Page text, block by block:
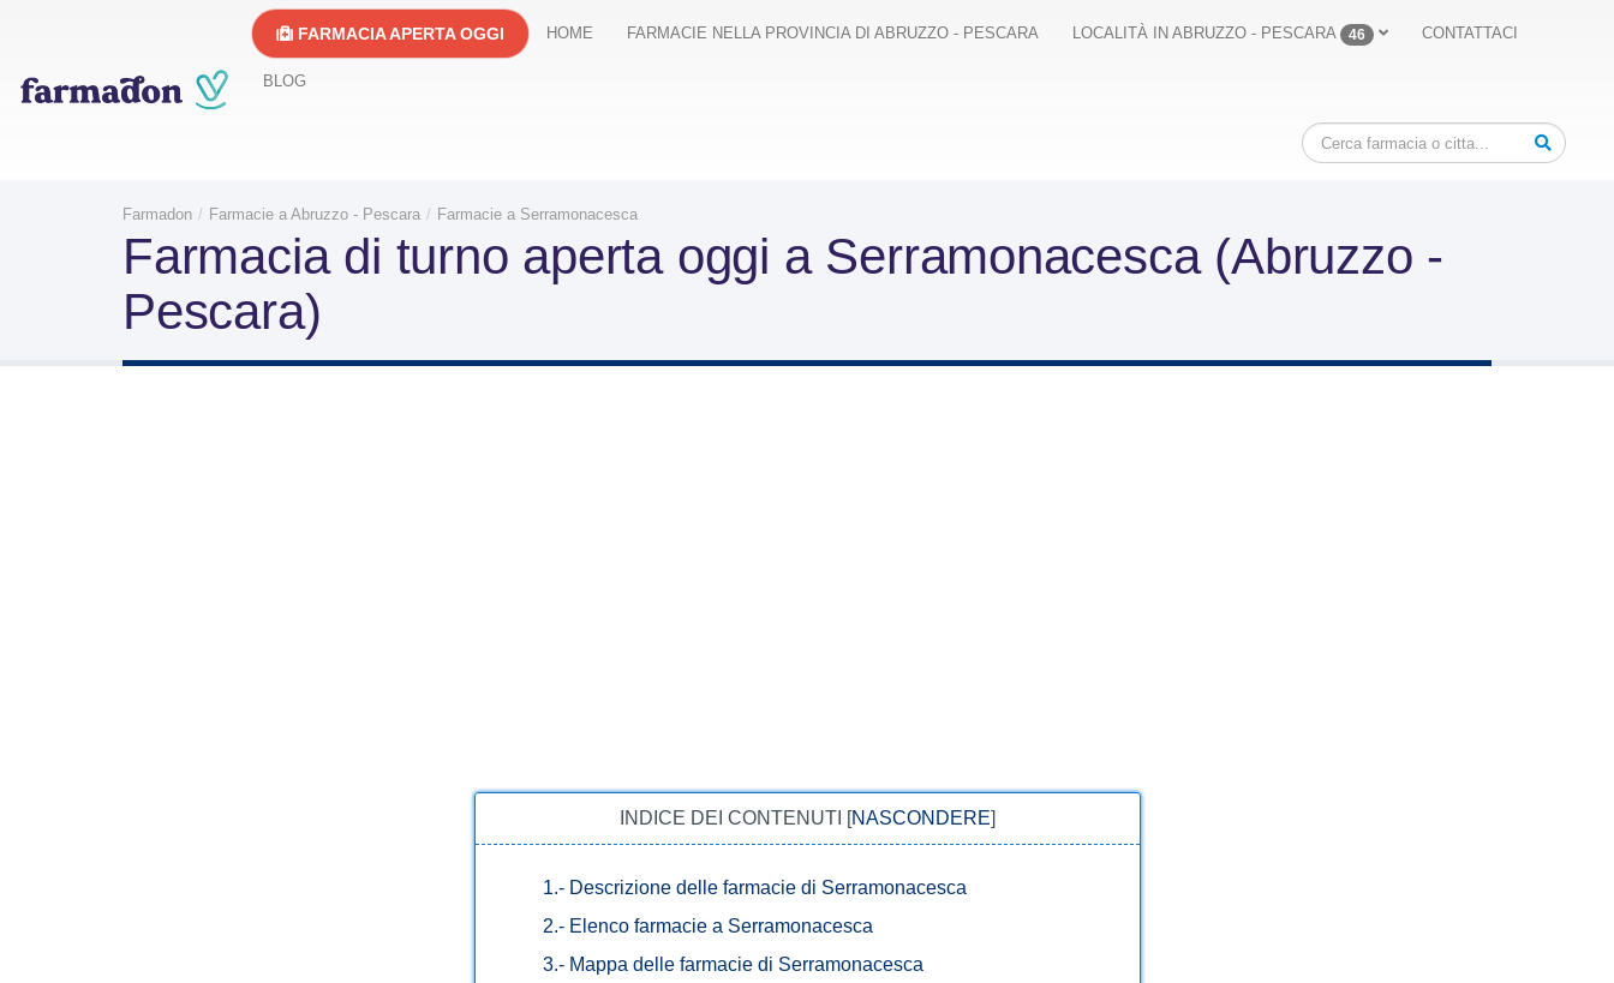
FARMACIA APERTA OGGI HOME FARMACIE NELLA PROVINCIA DI ABRUZZO - PESCARA LOCALITÀ IN ABRUZZO - PESCARA 46 CONTATTACI
BLOG
Farmadon Farmacie a Abruzzo - Pescara Farmacie a Serramonacesca
Farmacia di turno aperta oggi a Serramonacesca (Abruzzo -
Pescara)
INDICE DEI CONTENUTI [NASCONDERE]
1.- Descrizione delle farmacie di Serramonacesca
2.- Elenco farmacie a Serramonacesca
3.- Mappa delle farmacie di Serramonacesca